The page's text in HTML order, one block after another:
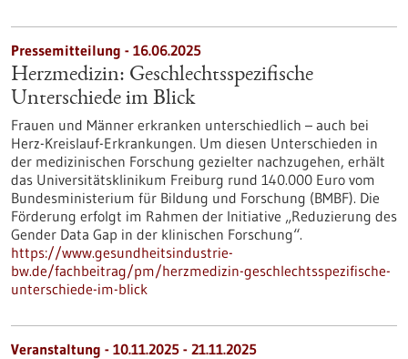
Pressemitteilung - 16.06.2025
Herzmedizin: Geschlechtsspezifische
Unterschiede im Blick
Frauen und Männer erkranken unterschiedlich – auch bei
Herz-Kreislauf-Erkrankungen. Um diesen Unterschieden in
der medizinischen Forschung gezielter nachzugehen, erhält
das Universitätsklinikum Freiburg rund 140.000 Euro vom
Bundesministerium für Bildung und Forschung (BMBF). Die
Förderung erfolgt im Rahmen der Initiative „Reduzierung des
Gender Data Gap in der klinischen Forschung“.
https://www.gesundheitsindustrie-
bw.de/fachbeitrag/pm/herzmedizin-geschlechtsspezifische-
unterschiede-im-blick
Veranstaltung - 10.11.2025 - 21.11.2025